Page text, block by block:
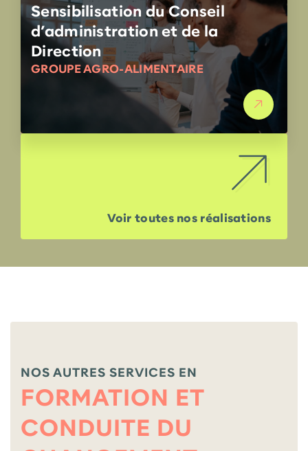
Sensibilisation du Conseil
d’administration et de la
Direction
GROUPE AGRO-ALIMENTAIRE
Voir toutes nos réalisations
NOS AUTRES SERVICES EN
FORMATION ET
CONDUITE DU